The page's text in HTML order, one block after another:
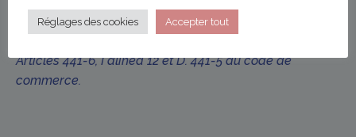
forfaitaire de 40 euros due au titre des frais de
recouvrement.
Articles 441-6, I alinéa 12 et D. 441-5 du code de
commerce.
Réglages des cookies Accepter tout